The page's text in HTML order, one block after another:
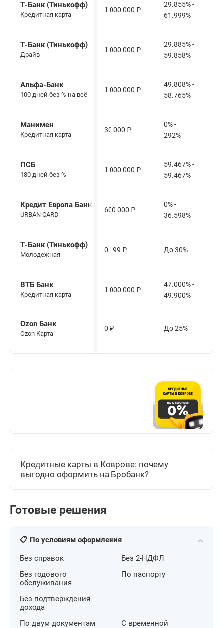
Т-Банк (Тинькофф)
Кредитная карта
1 000 000 ₽
29.855% -
61.999%
Т-Банк (Тинькофф)
Драйв
1 000 000 ₽
29.885% -
59.858%
Альфа-Банк
100 дней без % на всё
1 000 000 ₽
49.808% -
58.765%
Манимен
Кредитная карта
30 000 ₽
0% -
292%
ПСБ
180 дней без %
1 000 000 ₽
59.467% -
59.467%
Кредит Европа Банк
URBAN CARD
600 000 ₽
0% -
36.598%
Т-Банк (Тинькофф)
Молодежная
0 - 99 ₽ До 30%
ВТБ Банк
Кредитная карта
1 000 000 ₽
47.000% -
49.900%
Ozon Банк
Ozon Карта
0 ₽ До 25%
Кредитные карты в Коврове: почему
выгодно оформить на Бробанк?
Готовые решения
📋 По условиям оформления
Без справок
Без годового
обслуживания
Без подтверждения
дохода
Без 2-НДФЛ
По паспорту
По двум документам
С временной